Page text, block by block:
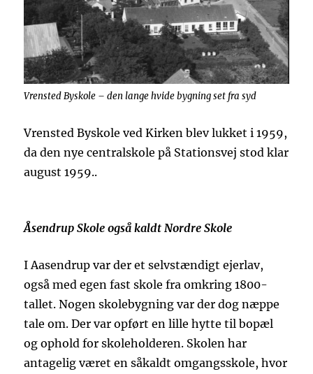
Vrensted Byskole – den lange hvide bygning set fra syd
Vrensted Byskole ved Kirken blev lukket i 1959,
da den nye centralskole på Stationsvej stod klar
august 1959..
Åsendrup Skole også kaldt Nordre Skole
I Aasendrup var der et selvstændigt ejerlav,
også med egen fast skole fra omkring 1800-
tallet. Nogen skolebygning var der dog næppe
tale om. Der var opført en lille hytte til bopæl
og ophold for skoleholderen. Skolen har
antagelig været en såkaldt omgangsskole, hvor